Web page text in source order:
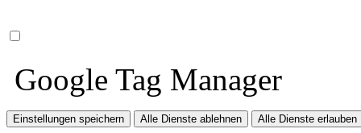
Google Tag Manager
Einstellungen speichern Alle Dienste ablehnen Alle Dienste erlauben